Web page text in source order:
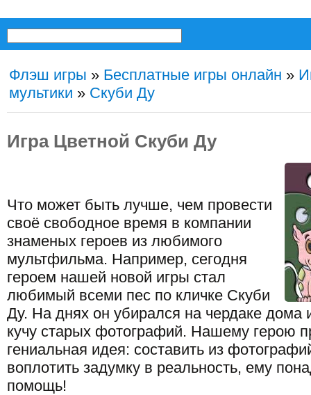
Флэш игры » Бесплатные игры онлайн »
мультики » Скуби Ду
Игра Цветной Скуби Ду
Что может быть лучше, чем провести
своё свободное время в компании
знаменых героев из любимого
мультфильма. Например, сегодня
героем нашей новой игры стал
любимый всеми пес по кличке Скуби
Ду. На днях он убирался на чердаке дома
кучу старых фотографий. Нашему герою
гениальная идея: составить из
воплотить задумку в реальность, ему
помощь!